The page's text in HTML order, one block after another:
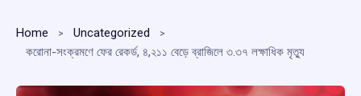
Home
Uncategorized
করোনা-সংক্রমণে ফের রেকর্ড, ৪,২১১ বেড়ে ব্রাজিলে ৩.৩৭ লক্ষাধিক মৃত্যু